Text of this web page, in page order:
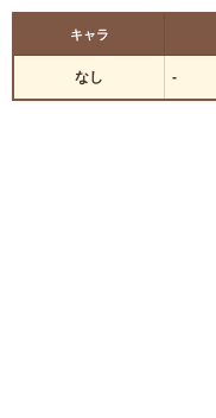
キャラ
なし -